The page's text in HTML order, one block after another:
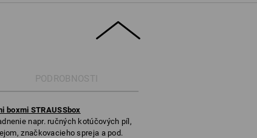
PODROBNOSTI
boxmi STRAUSSbox
napr. ručných kotúčových píl,
značkovacieho spreja a pod.